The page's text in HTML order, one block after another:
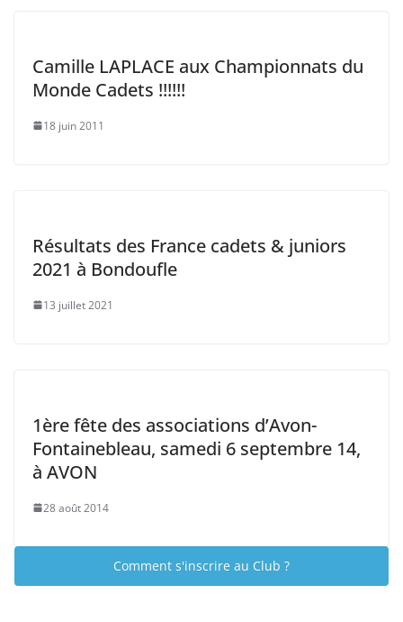
Camille LAPLACE aux Championnats du
Monde Cadets !!!!!!
18 juin 2011
Résultats des France cadets & juniors
2021 à Bondoufle
13 juillet 2021
1ère fête des associations d’Avon-
Fontainebleau, samedi 6 septembre 14,
à AVON
28 août 2014
Comment s'inscrire au Club ?